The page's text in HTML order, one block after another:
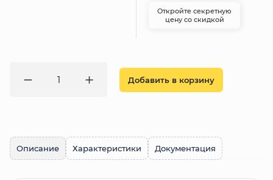
Откройте секретную
цену со скидкой
Добавить в корзину
Описание Характеристики Документация